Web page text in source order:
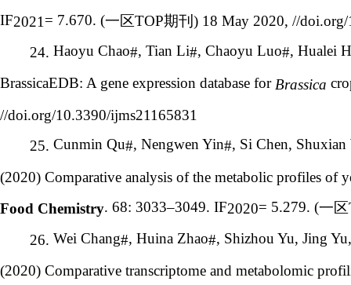
IF2021 = 7.670. (一区TOP期刊 ) 18 May 2020, //
24. Haoyu Chao#, Tian Li#, Chaoyu Luo#, Hualei
BrassicaEDB: A gene expression database forBrassica
//doi.org/10.3390/ijms21165831
25. Cunmin Qu#, Nengwen Yin#, Si Chen,
(2020) Comparative analysis of the metabolic profiles of
Food Chemistry. 68: 3033–3049. IF2020= 5.279. (一区
26. Wei Chang#, Huina Zhao#, Shizhou Yu, Jing
(2020) Comparative transcriptome and metabolomic